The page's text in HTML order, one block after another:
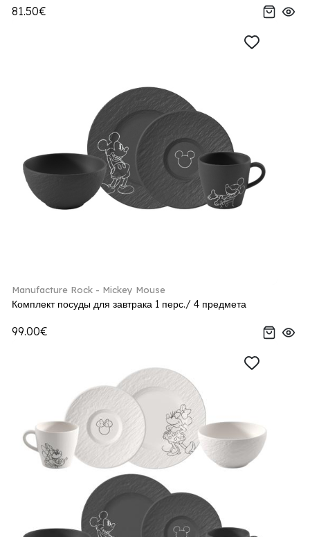
81.50€
Manufacture Rock - Mickey Mouse
Комплект посуды для завтрака 1 перс./ 4 предмета
99.00€